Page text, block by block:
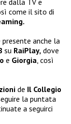
dalla TV e
come il sito di
presente anche la
su RaiPlay, dove
e Giorgia, così
de Il Collegio
la puntata
a seguirci